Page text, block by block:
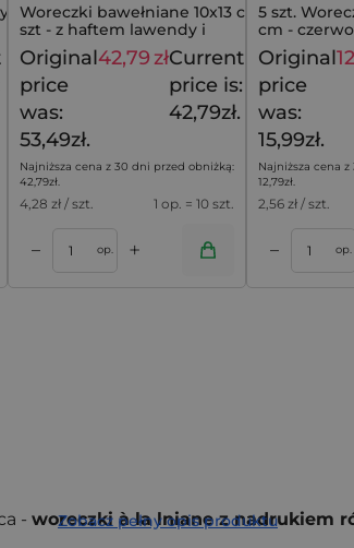
35 x
18,79 zł
Woreczki bawełniane 10x13 cm - 10
szt - z haftem lawendy i
rustykalnym urokiem
53,49 zł
Original
price
was:
53,49zł.
42,79złCurrent
price is:
42,79zł.
Najniższa cena z 30 dni przed obniżką:
42,79zł.
4,28 zł / szt. 1 op. = 10 szt.
– op. +
5 szt.
cm -
Original
price
was:
15,99zł.
Najniższa cena
12,79zł.
2,56 zł / szt.
– op.
Dodaj do koszyka
- woreczki à la lniane z nadrukiem
Zobacz pełny opis produktu